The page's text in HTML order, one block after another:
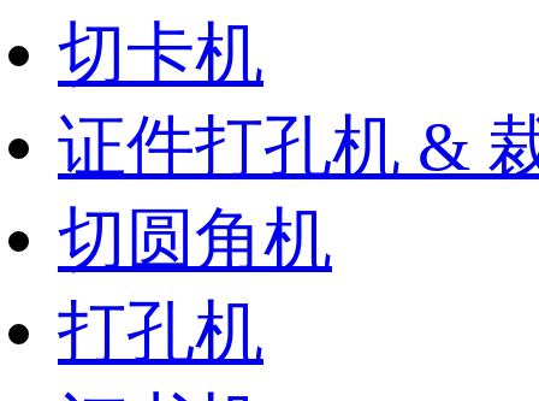
切卡机
证件打孔机 &
切圆角机
打孔机